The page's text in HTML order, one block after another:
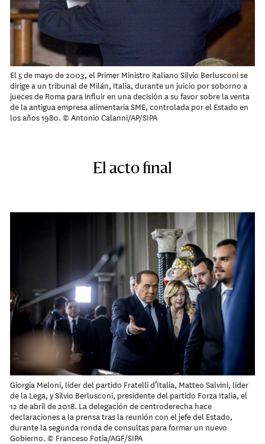
El 5 de mayo de 2003, el Primer Ministro italiano Silvio Berlusconi se
dirige a un tribunal de Milán, Italia, durante un juicio por soborno a
jueces de Roma para influir en una decisión a su favor sobre la venta
de la antigua empresa alimentaria SME, controlada por el Estado en
los años 1980. © Antonio Calanni/AP/SIPA
Giorgia Meloni, líder del partido Fratelli d’Italia, Matteo Salvini, líder
de la Lega, y Silvio Berlusconi, presidente del partido Forza Italia, el
12 de abril de 2018. La delegación de centroderecha hace
declaraciones a la prensa tras la reunión con el jefe del Estado,
durante la segunda ronda de consultas para formar un nuevo
Gobierno. © Franceso Fotia/AGF/SIPA
El acto final